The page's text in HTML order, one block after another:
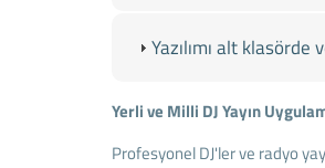
Yazılımı alt
Yerli ve Milli DJ Yayın
Profesyonel DJ'ler ve radyo